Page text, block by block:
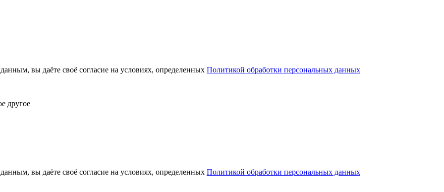
вы даёте своё согласие на условиях, определенных Политикой обработки персональных данных
другое
вы даёте своё согласие на условиях, определенных Политикой обработки персональных данных